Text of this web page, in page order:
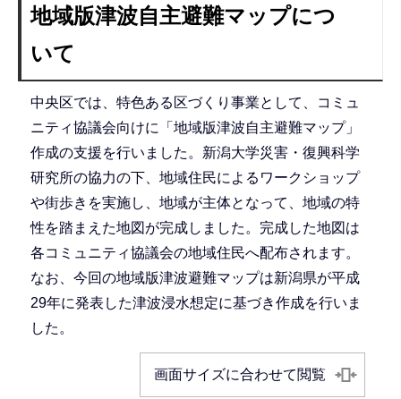
地域版津波自主避難マップにつ
いて
中央区では、特色ある区づくり事業として、コミュ
ニティ協議会向けに「地域版津波自主避難マップ」
作成の支援を行いました。新潟大学災害・復興科学
研究所の協力の下、地域住民によるワークショップ
や街歩きを実施し、地域が主体となって、地域の特
性を踏まえた地図が完成しました。完成した地図は
各コミュニティ協議会の地域住民へ配布されます。
なお、今回の地域版津波避難マップは新潟県が平成
29年に発表した津波浸水想定に基づき作成を行いま
した。
画面サイズに合わせて閲覧